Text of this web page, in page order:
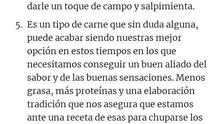
darle un toque de campo y salpimienta.
Es un tipo de carne que sin duda alguna,
puede acabar siendo nuestras mejor
opción en estos tiempos en los que
necesitamos conseguir un buen aliado del
sabor y de las buenas sensaciones. Menos
grasa, más proteínas y una elaboración
tradición que nos asegura que estamos
ante una receta de esas para chuparse los